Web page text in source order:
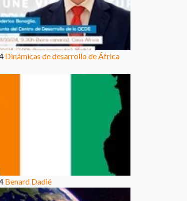
Dinámicas de desarrollo de África
Benard Dadié